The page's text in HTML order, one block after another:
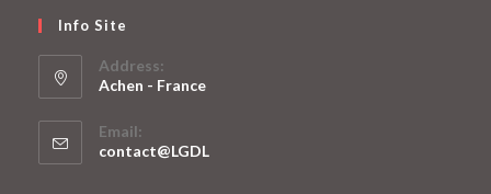
Info Site
Address:
Achen - France
dans
un
Email:
contact@LGDL